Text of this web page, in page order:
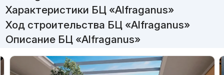
Характеристики БЦ «Alfraganus»
Ход строительства БЦ «Alfraganus»
Описание БЦ «Alfraganus»